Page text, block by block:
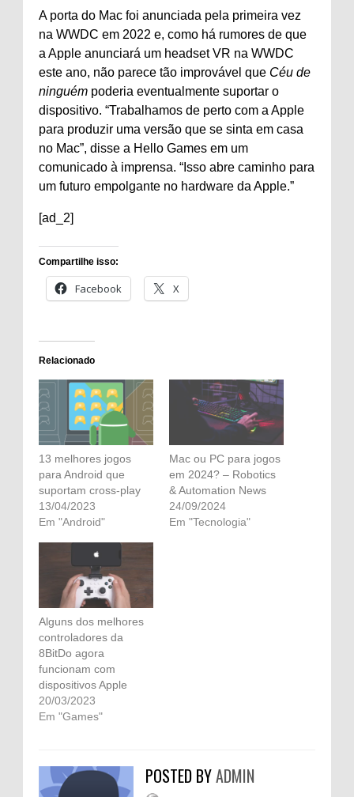
A porta do Mac foi anunciada pela primeira vez
na WWDC em 2022 e, como há rumores de que
a Apple anunciará um headset VR na WWDC
este ano, não parece tão improvável que Céu de
ninguém poderia eventualmente suportar o
dispositivo. “Trabalhamos de perto com a Apple
para produzir uma versão que se sinta em casa
no Mac”, disse a Hello Games em um
comunicado à imprensa. “Isso abre caminho para
um futuro empolgante no hardware da Apple.”
[ad_2]
Compartilhe isso:
Facebook X
Relacionado
13 melhores jogos
para Android que
suportam cross-play
13/04/2023
Em "Android"
Mac ou PC para jogos
em 2024? – Robotics
& Automation News
24/09/2024
Em "Tecnologia"
Alguns dos melhores
controladores da
8BitDo agora
funcionam com
dispositivos Apple
20/03/2023
Em "Games"
POSTED BYADMIN